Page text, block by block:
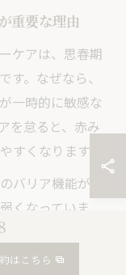
重要な理由
ケアは、思春期
。なぜなら、
一時的に敏感な
を怠ると、赤み
くなります。
バリア機能が低
くなっていま
や日焼け止めの
ます。失敗例と
はこちら